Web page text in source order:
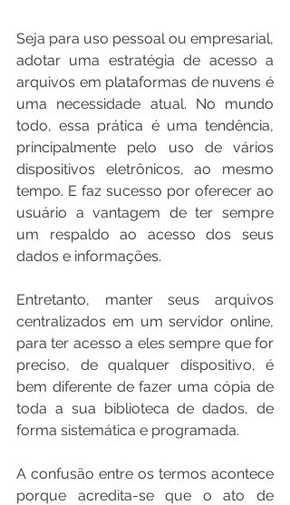
Seja para uso pessoal ou empresarial,
adotar uma estratégia de acesso a
arquivos em plataformas de nuvens é
uma necessidade atual. No mundo
todo, essa prática é uma tendência,
principalmente pelo uso de vários
dispositivos eletrônicos, ao mesmo
tempo. E faz sucesso por oferecer ao
usuário a vantagem de ter sempre
um respaldo ao acesso dos seus
dados e informações.
Entretanto, manter seus arquivos
centralizados em um servidor online,
para ter acesso a eles sempre que for
preciso, de qualquer dispositivo, é
bem diferente de fazer uma cópia de
toda a sua biblioteca de dados, de
forma sistemática e programada.
A confusão entre os termos acontece
porque acredita-se que o ato de